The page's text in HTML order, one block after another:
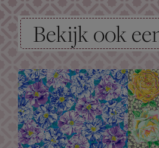
Bekijk ook